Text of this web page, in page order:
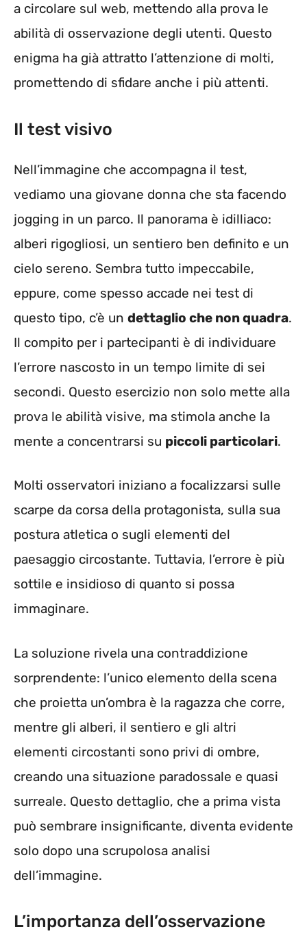
a circolare sul web, mettendo alla prova le
abilità di osservazione degli utenti. Questo
enigma ha già attratto l’attenzione di molti,
promettendo di sfidare anche i più attenti.
Il test visivo
Nell’immagine che accompagna il test,
vediamo una giovane donna che sta facendo
jogging in un parco. Il panorama è idilliaco:
alberi rigogliosi, un sentiero ben definito e un
cielo sereno. Sembra tutto impeccabile,
eppure, come spesso accade nei test di
questo tipo, c’è un dettaglio che non quadra.
Il compito per i partecipanti è di individuare
l’errore nascosto in un tempo limite di sei
secondi. Questo esercizio non solo mette alla
prova le abilità visive, ma stimola anche la
mente a concentrarsi su piccoli particolari.
Molti osservatori iniziano a focalizzarsi sulle
scarpe da corsa della protagonista, sulla sua
postura atletica o sugli elementi del
paesaggio circostante. Tuttavia, l’errore è più
sottile e insidioso di quanto si possa
immaginare.
La soluzione rivela una contraddizione
sorprendente: l’unico elemento della scena
che proietta un’ombra è la ragazza che corre,
mentre gli alberi, il sentiero e gli altri
elementi circostanti sono privi di ombre,
creando una situazione paradossale e quasi
surreale. Questo dettaglio, che a prima vista
può sembrare insignificante, diventa evidente
solo dopo una scrupolosa analisi
dell’immagine.
L’importanza dell’osservazione